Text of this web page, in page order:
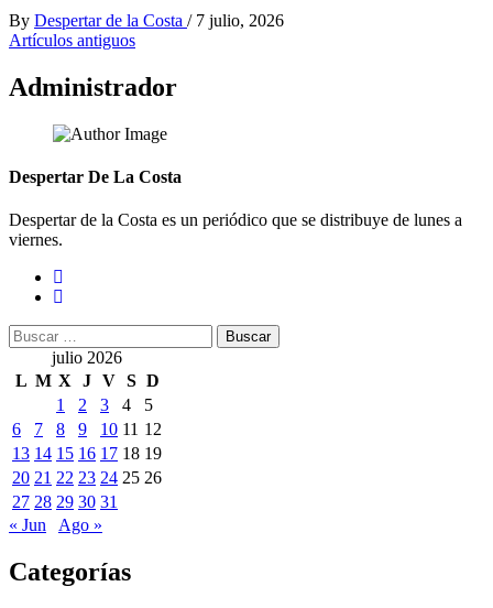
By Despertar de la Costa / 7 julio, 2026
Navegación
de
entradas
Artículos antiguos
Administrador
Despertar De La Costa
Despertar de la Costa es un periódico que se distribuye de lunes a
viernes.
Buscar:
julio 2026
L M X J V S D
1
2 3 4
5
6
7 8 9 10 11 12
13 14 15 16 17 18 19
20 21 22 23 24 25 26
27 28 29 30 31
« Jun
Ago »
Categorías